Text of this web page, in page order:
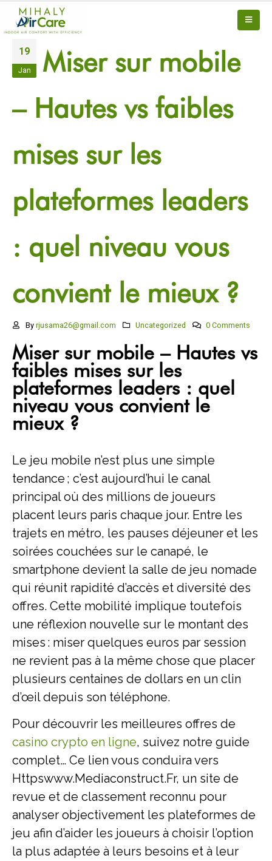
19
Jan
Miser sur mobile
– Hautes vs faibles
mises sur les
plateformes leaders
: quel niveau vous
convient le mieux ?
By rjusama26@gmail.com Uncategorized 0 Comments
Miser sur mobile – Hautes vs
faibles mises sur les
plateformes leaders : quel
niveau vous convient le
mieux ?
Le jeu mobile n’est plus une simple
tendance ; c’est aujourd’hui le canal
principal où des millions de joueurs
placent leurs paris chaque jour. Entre les
trajets en métro, les pauses déjeuner et les
soirées couchées sur le canapé, le
smartphone devient la salle de jeu nomade
qui réunit rapidité d’accès et diversité des
offres. Cette mobilité implique toutefois
une réflexion nouvelle sur le montant des
mises : miser quelques euros par session
ne revient pas à la même chose que placer
plusieurs centaines de dollars en un clin
d’œil depuis son téléphone.
Pour découvrir les meilleures offres de
casino crypto en ligne, suivez notre guide
complet… Ce lien vous conduira vers
Httpswww.Mediaconstruct.Fr, un site de
revue et de classement reconnu pour
analyser objectivement les plateformes de
jeu afin d’aider les joueurs à choisir l’option
la plus adaptée à leurs besoins et à leur